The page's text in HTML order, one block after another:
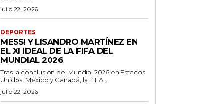
julio 22, 2026
DEPORTES
MESSI Y LISANDRO MARTÍNEZ EN
EL XI IDEAL DE LA FIFA DEL
MUNDIAL 2026
Tras la conclusión del Mundial 2026 en Estados
Unidos, México y Canadá, la FIFA...
julio 22, 2026